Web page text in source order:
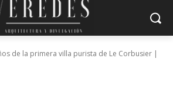
de la primera villa purista de Le Corbusier |